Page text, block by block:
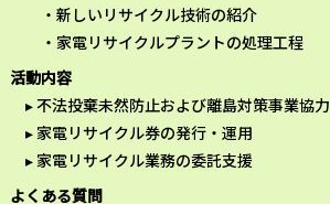
新しいリサイクル技術の紹介
家電リサイクルプラントの処理工程
活動内容
不法投棄未然防止および離島対策事業協力
家電リサイクル券の発行・運用
家電リサイクル業務の委託支援
よくある質問